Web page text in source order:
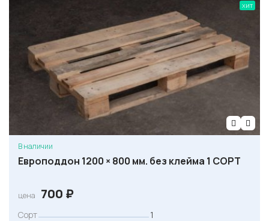
хит
В наличии
Европоддон 1200 × 800 мм. без клейма 1 СОРТ
цена 700 ₽
Сорт
1